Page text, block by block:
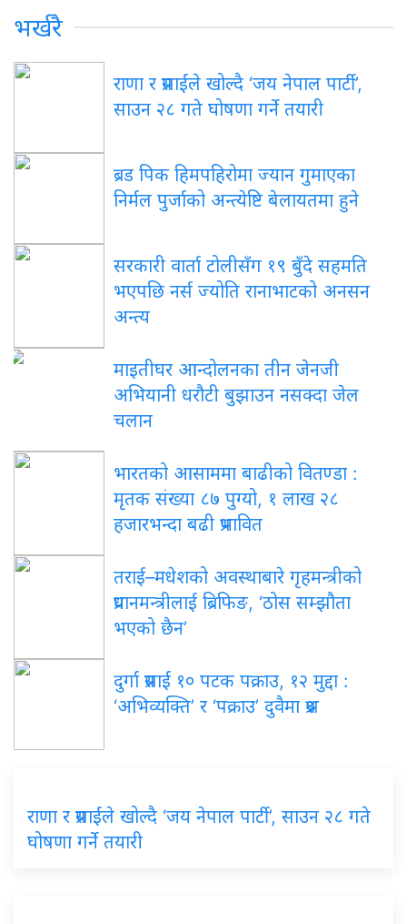
भर्खरै
राणा र प्रसाईंले खोल्दै ‘जय नेपाल पार्टी’,
साउन २८ गते घोषणा गर्ने तयारी
ब्रड पिक हिमपहिरोमा ज्यान गुमाएका
निर्मल पुर्जाको अन्त्येष्टि बेलायतमा हुने
सरकारी वार्ता टोलीसँग १९ बुँदे सहमति
भएपछि नर्स ज्योति रानाभाटको अनसन
अन्त्य
माइतीघर आन्दोलनका तीन जेनजी
अभियानी धरौटी बुझाउन नसक्दा जेल
चलान
भारतको आसाममा बाढीको वितण्डा :
मृतक संख्या ८७ पुग्यो, १ लाख २८
हजारभन्दा बढी प्रभावित
तराई–मधेशको अवस्थाबारे गृहमन्त्रीको
प्रधानमन्त्रीलाई ब्रिफिङ, ‘ठोस सम्झौता
भएको छैन’
दुर्गा प्रसाईं १० पटक पक्राउ, १२ मुद्दा :
‘अभिव्यक्ति’ र ‘पक्राउ’ दुवैमा प्रश्न
राणा र प्रसाईंले खोल्दै ‘जय नेपाल पार्टी’, साउन २८ गते
घोषणा गर्ने तयारी